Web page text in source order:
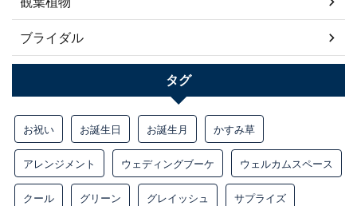
ブライダル
タグ
お祝い お誕生日 お誕生月 かすみ草
アレンジメント ウェディングブーケ ウェルカムスペース
クール グリーン グレイッシュ サプライズ